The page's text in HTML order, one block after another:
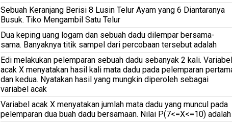
Sebuah Keranjang Berisi 8 Lusin Telur Ayam yang 6 Diantaranya
Busuk. Tiko Mengambil Satu Telur
Dua keping uang logam dan sebuah dadu dilempar bersama-
sama. Banyaknya titik sampel dari percobaan tersebut adalah
Edi melakukan pelemparan sebuah dadu sebanyak 2 kali. Variabel
acak X menyatakan hasil kali mata dadu pada pelemparan
dan kedua. Nyatakan hasil yang mungkin diperoleh sebagai
variabel acak
Variabel acak X menyatakan jumlah mata dadu yang muncul pada
pelemparan dua buah dadu bersamaan. Nilai P(7<=X<=10) adalah